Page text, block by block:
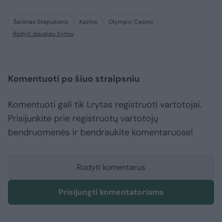
Šarūnas Stepukonis Kazino
Olympic Casino
Rodyti daugiau žymių
Komentuoti po šiuo straipsniu
Komentuoti gali tik Lrytas registruoti vartotojai.
Prisijunkite prie registruotų vartotojų
bendruomenės ir bendraukite komentaruose!
Rodyti komentarus
Prisijungti komentatoriams